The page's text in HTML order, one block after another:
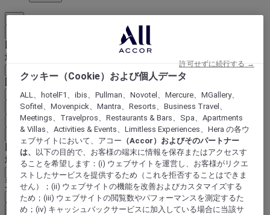
地域
国/地域 - 言語
国と言語を確定
EUR (€)
戻る
以下で通貨を選択
地域
通貨
通貨を確定
クッキー（Cookie）および個人データ
ALL、hotelF1、ibis、Pullman、Novotel、Mercure、MGallery、
Sofitel、Movenpick、Mantra、Resorts、Business Travel、
Meetings、Travelpros、Restaurants & Bars、Spa、Apartments
& Villas、Activities & Events、Limitless Experiences、Hera の各ウ
ェブサイトにおいて、アコー （Accor）およびそのパートナー
は、
以下の目的で、お客様の端末に情報を保存またはアクセスす
ることを希望します：(i) ウェブサイトを運営し、お客様がリクエ
ストしたサービスを提供するため（これを拒否することはできま
せん）；(ii) ウェブサイトの機能を改善およびカスタマイズする
ため；(iii) ウェブサイトの閲覧数やパフォーマンスを測定するた
め；(iv) キャッシュバックサービスに加入している場合に当該サ
許可せずに続行する →